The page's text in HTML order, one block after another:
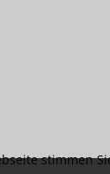
stimmen